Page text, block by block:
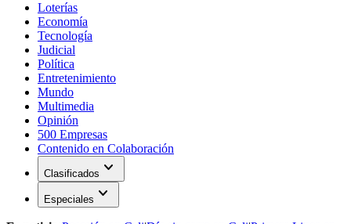
Loterías
Economía
Tecnología
Judicial
Política
Entretenimiento
Mundo
Multimedia
Opinión
500 Empresas
Contenido en Colaboración
Clasificados expand_more
Especiales expand_more